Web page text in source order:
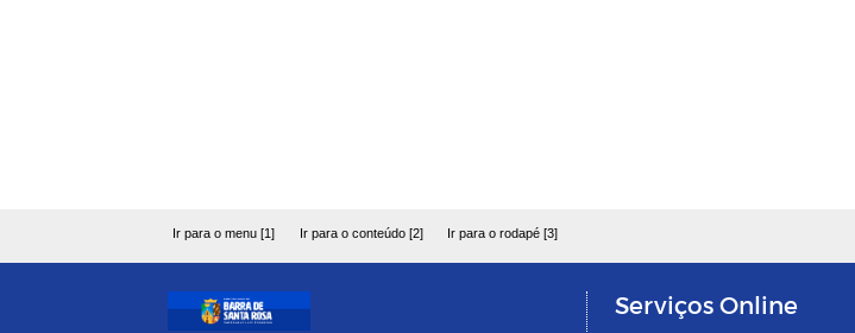
Ir para o menu [1] Ir para o conteúdo [2] Ir para o rodapé [3]
Serviços Online